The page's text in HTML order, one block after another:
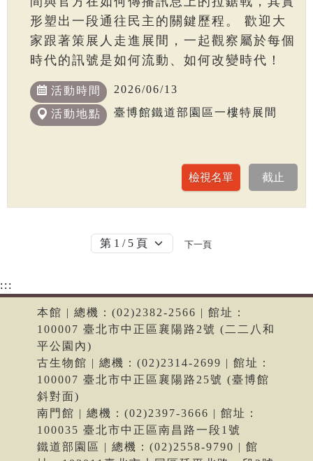
形塑出一段通往民主的關鍵歷程。 歡迎大
家跟著策展人走進展間，一起觀察屬於每個
時代的訊號是如何流動、如何改變時代！
活動時間 2026/06/13
活動地點 臺博館鐵道部園區一樓特展間
下一頁
:::
本館 | 總機：(02)2382-2566 | 館址：
100007 臺北市中正區襄陽路2號 (二二八和
平公園內)
古生物館 | 總機：(02)2314-2699 | 館址：
100007 臺北市中正區襄陽路25號 (臺博館
斜對面)
南門館 | 總機：(02)2397-3666 | 館址：
100035 臺北市中正區南昌路一段1號
鐵道部園區 | 總機：(02)2558-9790 | 館